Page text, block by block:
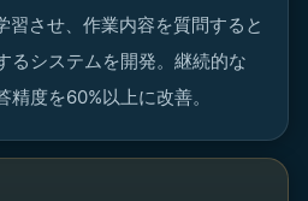
習させ、作業内容を質問すると
るシステムを開発。継続的な
度を60%以上に改善。